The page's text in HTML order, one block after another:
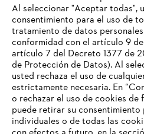
Al seleccionar "Aceptar todas",
consentimiento para el uso de
tratamiento de datos
conformidad con el artículo 9 de
artículo 7 del Decreto 1377 de
de Protección de Datos). Al
usted rechaza el uso de
estrictamente necesaria. En
o rechazar el uso de cookies de
puede retirar su consentimiento
individuales o de todas las